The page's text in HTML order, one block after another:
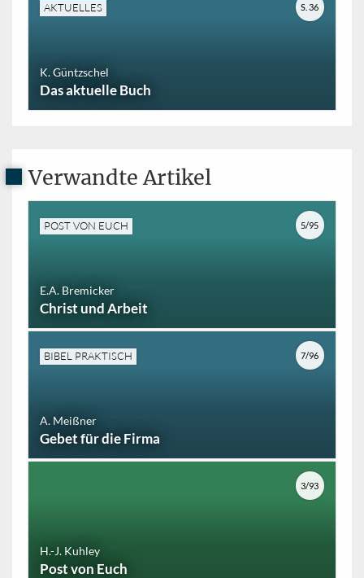
AKTUELLES
K. Güntzschel
Das aktuelle Buch
S. 36
Verwandte Artikel
POST VON EUCH
E.A. Bremicker
Christ und Arbeit
5/95
BIBEL PRAKTISCH
A. Meißner
Gebet für die Firma
7/96
H.-J. Kuhley
Post von Euch
3/93